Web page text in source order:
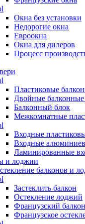
Окна без установки
Недорогие окна
Евроокна
Окна для дилеров
Процесс
Пластиковые
Двойные балконные
Балконный блок
Межкомнатные
Входные
Входные
Ламинированные
и лоджии
балконов и
Застеклить балкон
Остекление лоджий
Французский балкон
Французское